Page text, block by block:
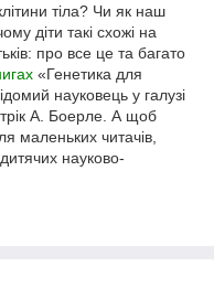
тіла? Чи як наш
діти такі схожі на
про все це та багато
«Генетика для
науковець у галузі
А. Боерле. А щоб
маленьких читачів,
науково-